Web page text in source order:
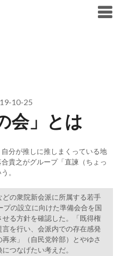
10-25
会」とは
分が推しに推しまくっている地
貴之がグループ「直諫（ちょっ
。
の衆院新会派に所属する若手
の設立に向けた準備会合を国
る方針を確認した。「既得権
を行い、会派内での存在感発
来」（自民党幹部）とやゆさ
つなげたい考えだ。